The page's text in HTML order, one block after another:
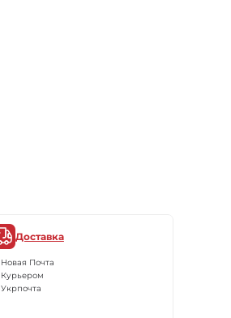
Доставка
Новая Почта
Курьером
Укрпочта